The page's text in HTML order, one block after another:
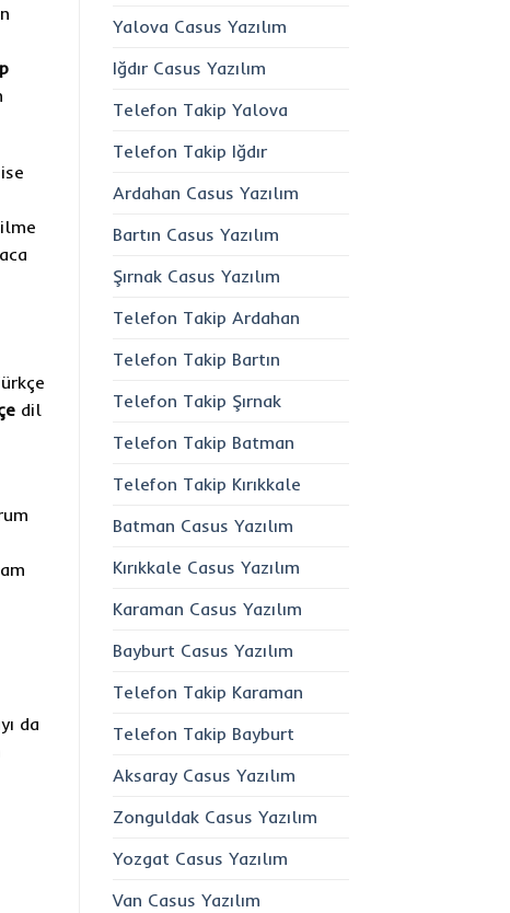
dil
da
Yalova Casus Yazılım
Iğdır Casus Yazılım
Telefon Takip Yalova
Telefon Takip Iğdır
Ardahan Casus Yazılım
Bartın Casus Yazılım
Şırnak Casus Yazılım
Telefon Takip Ardahan
Telefon Takip Bartın
Telefon Takip Şırnak
Telefon Takip Batman
Telefon Takip Kırıkkale
Batman Casus Yazılım
Kırıkkale Casus Yazılım
Karaman Casus Yazılım
Bayburt Casus Yazılım
Telefon Takip Karaman
Telefon Takip Bayburt
Aksaray Casus Yazılım
Zonguldak Casus Yazılım
Yozgat Casus Yazılım
Van Casus Yazılım